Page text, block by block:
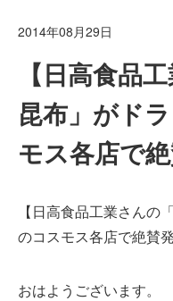
2014年08月29日
【日高食品
昆布」がド
モス各店で絶
【日高食品工業さんの
のコスモス各店で絶賛発
おはようございます。